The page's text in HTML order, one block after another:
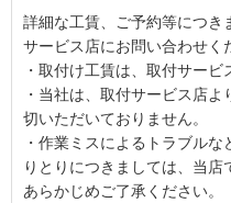
詳細な工賃、ご予約等につき
サービス店にお問い合わせく
・取付け工賃は、取付サービ
・当社は、取付サービス店
切いただいておりません。
・作業ミスによるトラブル
りとりにつきましては、当店
あらかじめご了承ください。